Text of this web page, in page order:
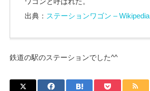
出典： ステーションワゴン – Wikipedia
鉄道の駅のステーションでした^^